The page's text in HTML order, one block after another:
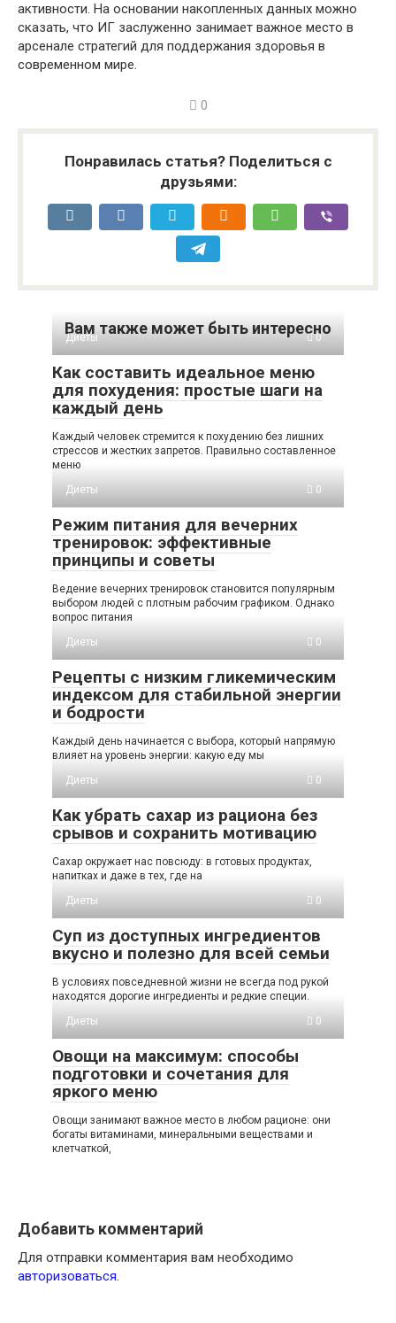
активности. На основании накопленных данных можно
сказать, что ИГ заслуженно занимает важное место в
арсенале стратегий для поддержания здоровья в
современном мире.
0
Понравилась статья? Поделиться с
друзьями:
Вам также может быть интересно
Диеты 0
Как составить идеальное меню
для похудения: простые шаги на
каждый день
Каждый человек стремится к похудению без лишних
стрессов и жестких запретов. Правильно составленное
меню
Диеты
0
Режим питания для вечерних
тренировок: эффективные
принципы и советы
Ведение вечерних тренировок становится популярным
выбором людей с плотным рабочим графиком. Однако
вопрос питания
Диеты
0
Рецепты с низким гликемическим
индексом для стабильной энергии
и бодрости
Каждый день начинается с выбора, который напрямую
влияет на уровень энергии: какую еду мы
Диеты
0
Как убрать сахар из рациона без
срывов и сохранить мотивацию
Сахар окружает нас повсюду: в готовых продуктах,
напитках и даже в тех, где на
Диеты
0
Суп из доступных ингредиентов
вкусно и полезно для всей семьи
В условиях повседневной жизни не всегда под рукой
находятся дорогие ингредиенты и редкие специи.
Диеты
0
Овощи на максимум: способы
подготовки и сочетания для
яркого меню
Овощи занимают важное место в любом рационе: они
богаты витаминами, минеральными веществами и
клетчаткой,
Добавить комментарий
Для отправки комментария вам необходимо
авторизоваться.